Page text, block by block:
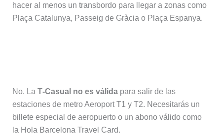
hacer al menos un transbordo para llegar a zonas como
Plaça Catalunya, Passeig de Gràcia o Plaça Espanya.
No. La T‑Casual no es válidapara salir de las
estaciones de metro Aeroport T1 y T2. Necesitarás un
billete especial de aeropuerto o un abono válido como
la Hola Barcelona Travel Card.